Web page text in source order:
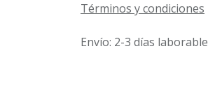
Términos y condiciones
Envío: 2-3 días